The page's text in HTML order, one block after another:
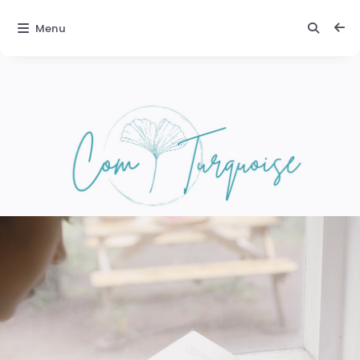
ComturquoiseTexte 2 :
ambiance
magique
Laissez-vous
Menu